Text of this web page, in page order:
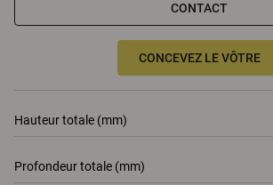
CONTACT
CONCEVEZ LE VÔTRE
Hauteur totale (mm)
Profondeur totale (mm)